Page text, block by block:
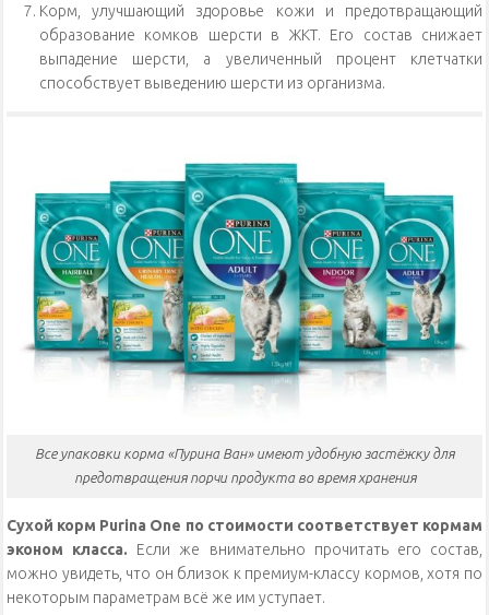
Корм, улучшающий здоровье кожи и предотвращающий
образование комков шерсти в ЖКТ. Его состав снижает
выпадение шерсти, а увеличенный процент клетчатки
способствует выведению шерсти из организма.
Все упаковки корма «Пурина Ван» имеют удобную застёжку для
предотвращения порчи продукта во время хранения
Сухой корм Purina One по стоимости соответствует кормам
эконом класса. Если же внимательно прочитать его состав,
можно увидеть, что он близок к премиум-классу кормов, хотя по
некоторым параметрам всё же им уступает.